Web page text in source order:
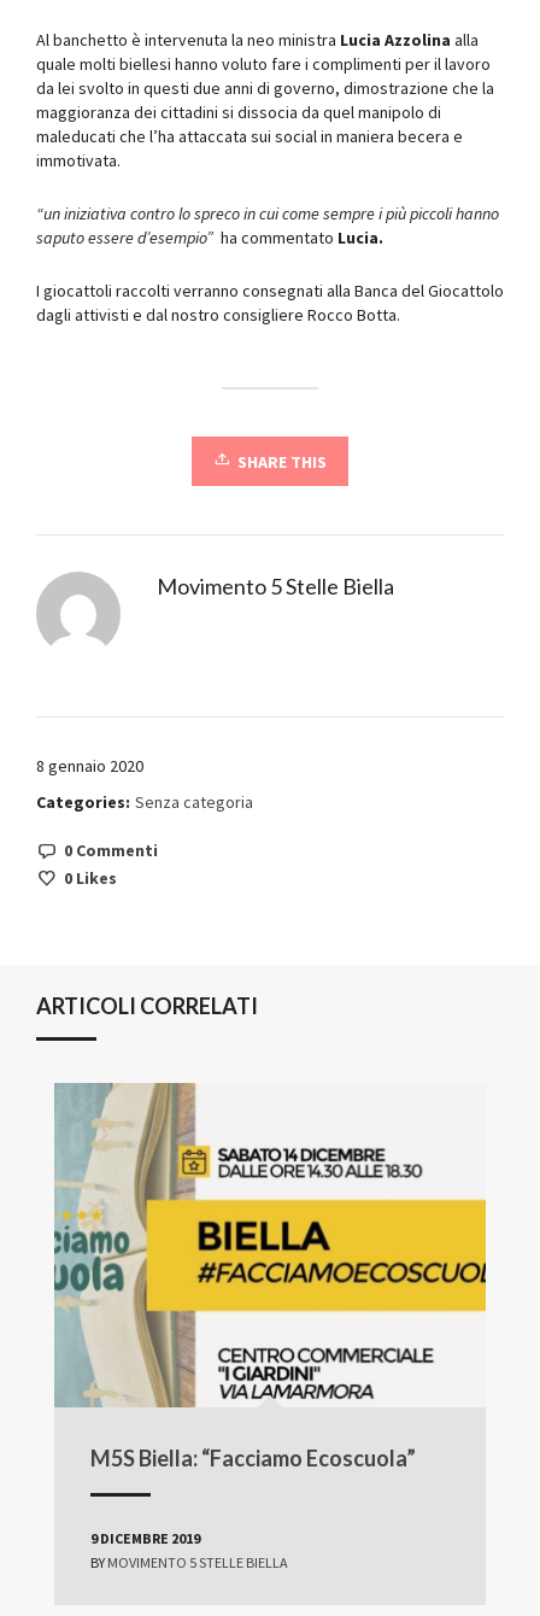
Al banchetto è intervenuta la neo ministra Lucia Azzolina alla
quale molti biellesi hanno voluto fare i complimenti per il lavoro
da lei svolto in questi due anni di governo, dimostrazione che la
maggioranza dei cittadini si dissocia da quel manipolo di
maleducati che l’ha attaccata sui social in maniera becera e
immotivata.
“un iniziativa contro lo spreco in cui come sempre i più piccoli hanno
saputo essere d’esempio” ha commentato Lucia.
I giocattoli raccolti verranno consegnati alla Banca del Giocattolo
dagli attivisti e dal nostro consigliere Rocco Botta.
SHARE THIS
Movimento 5 Stelle Biella
8 gennaio 2020
Categories: Senza categoria
0 Commenti
0 Likes
ARTICOLI CORRELATI
M5S Biella: “Facciamo Ecoscuola”
9 DICEMBRE 2019
BY MOVIMENTO 5 STELLE BIELLA